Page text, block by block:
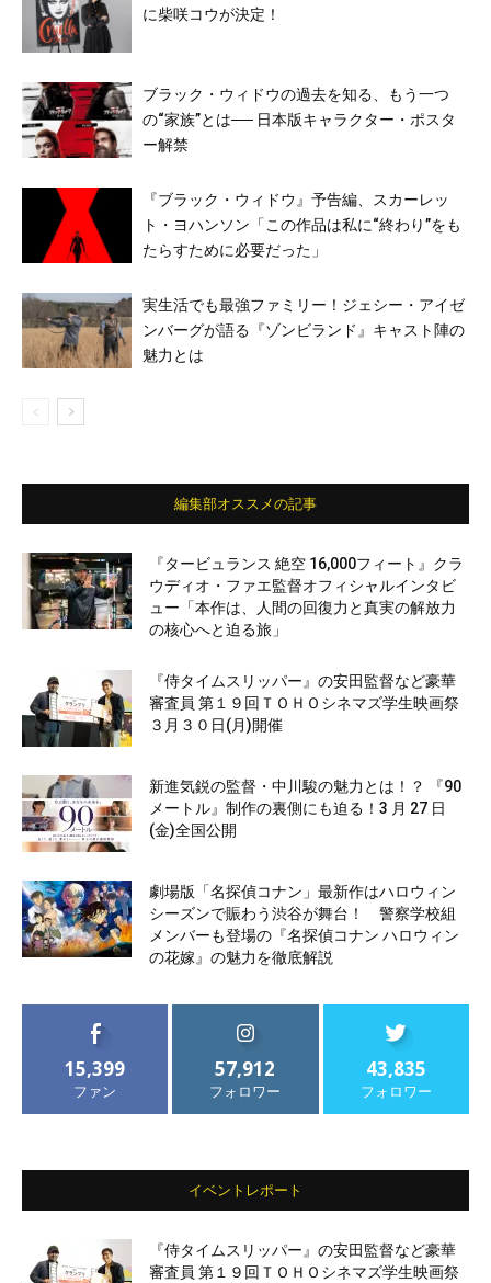
に柴咲コウが決定！
ブラック・ウィドウの過去を知る、もう一つ
の“家族”とは── 日本版キャラクター・ポスタ
ー解禁
『ブラック・ウィドウ』予告編、スカーレッ
ト・ヨハンソン「この作品は私に“終わり”をも
たらすために必要だった」
実生活でも最強ファミリー！ジェシー・アイゼ
ンバーグが語る『ゾンビランド』キャスト陣の
魅力とは
編集部オススメの記事
『タービュランス 絶空 16,000フィート』クラ
ウディオ・ファエ監督オフィシャルインタビ
ュー「本作は、人間の回復力と真実の解放力
の核心へと迫る旅」
『侍タイムスリッパー』の安田監督など豪華
審査員 第１９回ＴＯＨＯシネマズ学生映画祭
３月３０日(月)開催
新進気鋭の監督・中川駿の魅力とは！？ 『90
メートル』制作の裏側にも迫る！3 月 27 日
(金)全国公開
劇場版「名探偵コナン」最新作はハロウィン
シーズンで賑わう渋谷が舞台！ 警察学校組
メンバーも登場の『名探偵コナン ハロウィン
の花嫁』の魅力を徹底解説
15,399
ファン
57,912
フォロワー
43,835
フォロワー
イベントレポート
『侍タイムスリッパー』の安田監督など豪華
審査員 第１９回ＴＯＨＯシネマズ学生映画祭